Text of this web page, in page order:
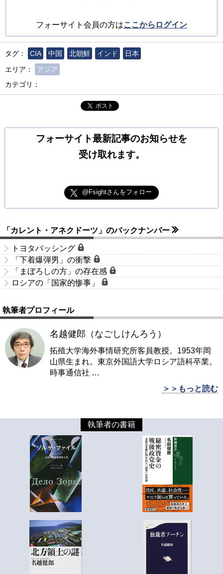
フォーサイト会員の方はここからログイン
タグ： CIA 中国 北朝鮮 インド
日本
エリア：
アジア
カテゴリ：
ポスト
フォーサイト最新記事のお知らせを
受け取れます。
@Fsightさんをフォロー
「カレント・アネクドーツ」のバックナンバー
トヨタバッシング
「下着爆弾男」の衝撃
「まぼろしの方」の存在感
ロシアの「国家的惨事」
執筆者プロフィール
名越健郎（なごしけんろう）
拓殖大学海外事情研究所客員教授。1953年岡
山県生まれ。東京外国語大学ロシア語科卒業。
時事通信社 …
＞＞もっと読む
執筆者の書籍